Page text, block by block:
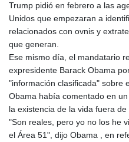
Trump pidió en febrero a las
Unidos que empezaran a
relacionados con ovnis y
que generan.
Ese mismo día, el mandatario
expresidente Barack Obama
"información clasificada" sobre
Obama había comentado en
la existencia de la vida fuera de
"Son reales, pero yo no los he
el Área 51", dijo Obama , en